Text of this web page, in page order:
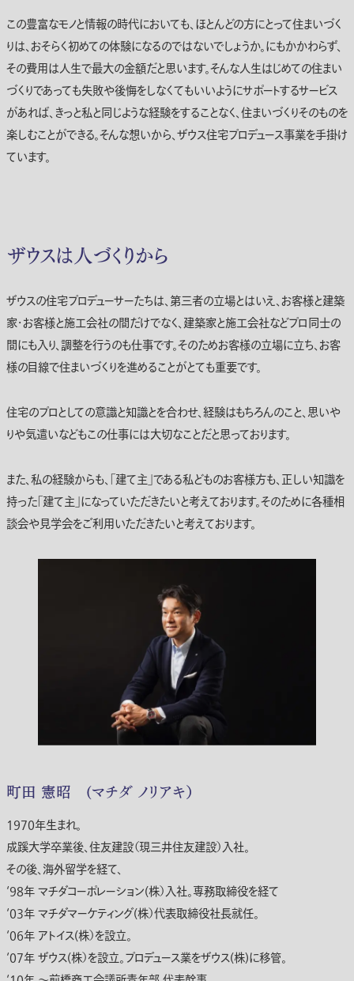
この豊富なモノと情報の時代においても、ほとんどの方にとって住まいづく
りは、おそらく初めての体験になるのではないでしょうか。にもかかわらず、
その費用は人生で最大の金額だと思います。そんな人生はじめての住まい
づくりであっても失敗や後悔をしなくてもいいようにサポートするサービス
があれば、きっと私と同じような経験をすることなく、住まいづくりそのものを
楽しむことができる。そんな想いから、ザウス住宅プロデュース事業を手掛け
ています。
ザウスは人づくりから
ザウスの住宅プロデューサーたちは、第三者の立場とはいえ、お客様と建築
家・お客様と施工会社の間だけでなく、建築家と施工会社などプロ同士の
間にも入り、調整を行うのも仕事です。そのためお客様の立場に立ち、お客
様の目線で住まいづくりを進めることがとても重要です。
住宅のプロとしての意識と知識とを合わせ、経験はもちろんのこと、思いや
りや気遣いなどもこの仕事には大切なことだと思っております。
また、私の経験からも、「建て主」である私どものお客様方も、正しい知識を
持った「建て主」になっていただきたいと考えております。そのために各種相
談会や見学会をご利用いただきたいと考えております。
町田 憲昭 (マチダ ノリアキ）
1970年生まれ。
成蹊大学卒業後、住友建設（現三井住友建設）入社。
その後、海外留学を経て、
‘98年 マチダコーポレーション(株）入社。専務取締役を経て
‘03年 マチダマーケティング(株）代表取締役社長就任。
‘06年 アトイス(株）を設立。
‘07年 ザウス(株）を設立。プロデュース業をザウス(株)に移管。